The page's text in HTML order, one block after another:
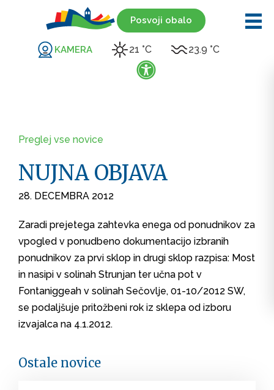
Posvoji obalo
KAMERA 21 °C 23.9 °C
Preglej vse novice
NUJNA OBJAVA
28. DECEMBRA 2012
Zaradi prejetega zahtevka enega od ponudnikov za
vpogled v ponudbeno dokumentacijo izbranih
ponudnikov za prvi sklop in drugi sklop razpisa: Most
in nasipi v solinah Strunjan ter učna pot v
Fontaniggeah v solinah Sečovlje, 01-10/2012 SW,
se podaljšuje pritožbeni rok iz sklepa od izboru
izvajalca na 4.1.2012.
Ostale novice